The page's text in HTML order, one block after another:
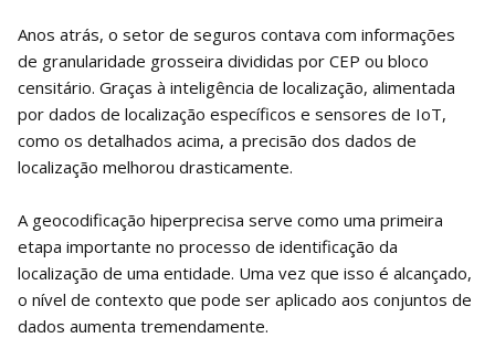
Anos atrás, o setor de seguros contava com informações
de granularidade grosseira divididas por CEP ou bloco
censitário. Graças à inteligência de localização, alimentada
por dados de localização específicos e sensores de IoT,
como os detalhados acima, a precisão dos dados de
localização melhorou drasticamente.
A geocodificação hiperprecisa serve como uma primeira
etapa importante no processo de identificação da
localização de uma entidade. Uma vez que isso é alcançado,
o nível de contexto que pode ser aplicado aos conjuntos de
dados aumenta tremendamente.